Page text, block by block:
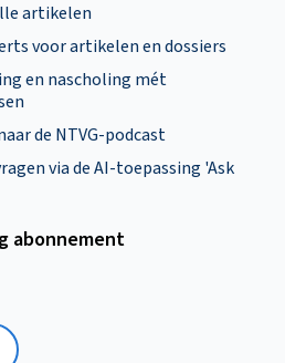
artikelen
voor artikelen en dossiers
en nascholing mét
de NTVG-podcast
via de AI-toepassing 'Ask
abonnement